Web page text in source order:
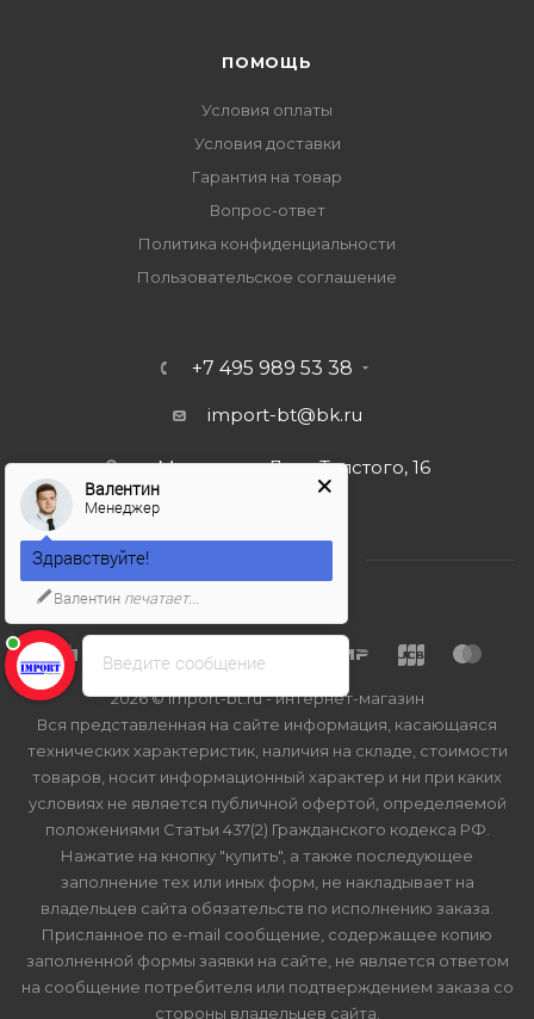
ПОМОЩЬ
Условия оплаты
Условия доставки
Гарантия на товар
Вопрос-ответ
Политика конфиденциальности
Пользовательское соглашение
+7 495 989 53 38
import-bt@bk.ru
г. Москва, ул. Льва Толстого, 16
2026 © Import-bt.ru - интернет-магазин
Вся представленная на сайте информация, касающаяся
технических характеристик, наличия на складе, стоимости
товаров, носит информационный характер и ни при каких
условиях не является публичной офертой, определяемой
положениями Статьи 437(2) Гражданского кодекса РФ.
Нажатие на кнопку "купить", а также последующее
заполнение тех или иных форм, не накладывает на
владельцев сайта обязательств по исполнению заказа.
Присланное по e-mail сообщение, содержащее копию
заполненной формы заявки на сайте, не является ответом
на сообщение потребителя или подтверждением заказа со
стороны владельцев сайта.
Введите сообщение
Валентин
Менеджер
Здравствуйте!
Валентин печатает...